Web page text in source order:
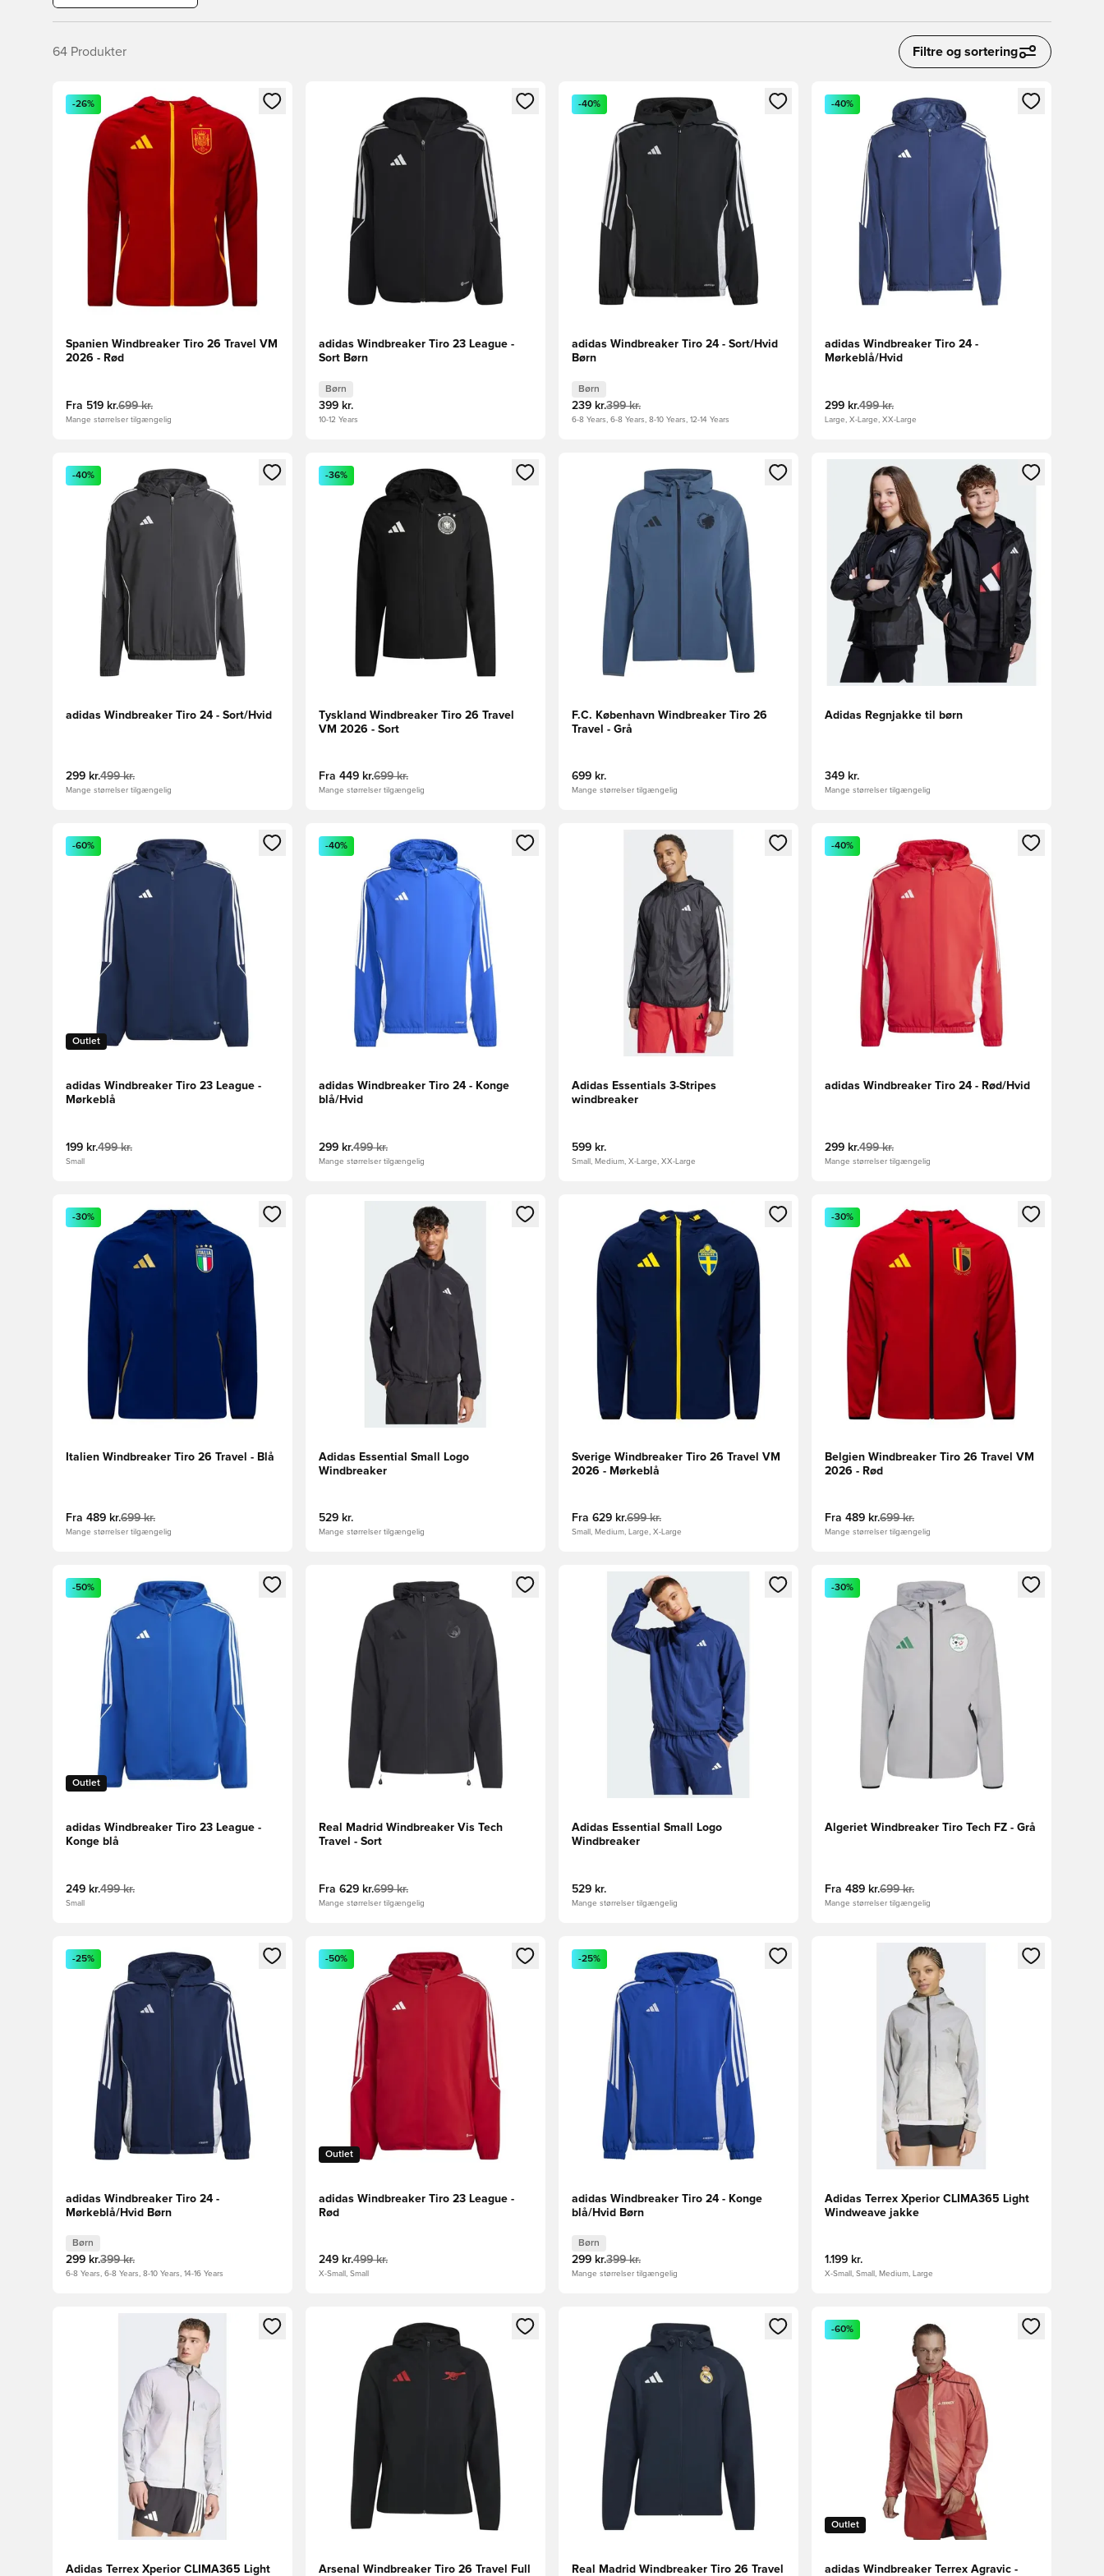
64 Produkter Filtre og sortering
Åbner en Modal til at logge ind eller tilmelde dig som medlem
-26%
Spanien Windbreaker Tiro 26 Travel VM
2026 - Rød
Fra 519 kr.699 kr.
Mange størrelser tilgængelig
Åbner en Modal til at logge ind eller tilmelde dig som medlem
adidas Windbreaker Tiro 23 League -
Sort Børn
Børn
399 kr.
10-12 Years
Åbner en Modal til at logge ind eller tilmelde dig som medlem
-40%
adidas Windbreaker Tiro 24 - Sort/Hvid
Børn
Børn
239 kr.399 kr.
6-8 Years, 6-8 Years, 8-10 Years, 12-14 Years
Åbner en Modal til at logge ind eller tilmelde dig
-40%
adidas Windbreaker Tiro 24 -
Mørkeblå/Hvid
299 kr.499 kr.
Large, X-Large, XX-Large
Åbner en Modal til at logge ind eller tilmelde dig som medlem
-40%
adidas Windbreaker Tiro 24 - Sort/Hvid
299 kr.499 kr.
Mange størrelser tilgængelig
Åbner en Modal til at logge ind eller tilmelde dig som medlem
-36%
Tyskland Windbreaker Tiro 26 Travel
VM 2026 - Sort
Fra 449 kr.699 kr.
Mange størrelser tilgængelig
Åbner en Modal til at logge ind eller tilmelde dig som medlem
F.C. København Windbreaker Tiro 26
Travel - Grå
699 kr.
Mange størrelser tilgængelig
Åbner en Modal til at logge ind eller tilmelde dig
Adidas Regnjakke til børn
349 kr.
Mange størrelser tilgængelig
Åbner en Modal til at logge ind eller tilmelde dig som medlem
Outlet
-60%
adidas Windbreaker Tiro 23 League -
Mørkeblå
199 kr.499 kr.
Small
Åbner en Modal til at logge ind eller tilmelde dig som medlem
-40%
adidas Windbreaker Tiro 24 - Konge
blå/Hvid
299 kr.499 kr.
Mange størrelser tilgængelig
Åbner en Modal til at logge ind eller tilmelde dig som medlem
Adidas Essentials 3-Stripes
windbreaker
599 kr.
Small, Medium, X-Large, XX-Large
Åbner en Modal til at logge ind eller tilmelde dig
-40%
adidas Windbreaker Tiro 24 - Rød/Hvid
299 kr.499 kr.
Mange størrelser tilgængelig
Åbner en Modal til at logge ind eller tilmelde dig som medlem
-30%
Italien Windbreaker Tiro 26 Travel - Blå
Fra 489 kr.699 kr.
Mange størrelser tilgængelig
Åbner en Modal til at logge ind eller tilmelde dig som medlem
Adidas Essential Small Logo
Windbreaker
529 kr.
Mange størrelser tilgængelig
Åbner en Modal til at logge ind eller tilmelde dig som medlem
Sverige Windbreaker Tiro 26 Travel VM
2026 - Mørkeblå
Fra 629 kr.699 kr.
Small, Medium, Large, X-Large
Åbner en Modal til at logge ind eller tilmelde dig
-30%
Belgien Windbreaker Tiro 26 Travel VM
2026 - Rød
Fra 489 kr.699 kr.
Mange størrelser tilgængelig
Åbner en Modal til at logge ind eller tilmelde dig som medlem
Outlet
-50%
adidas Windbreaker Tiro 23 League -
Konge blå
249 kr.499 kr.
Small
Åbner en Modal til at logge ind eller tilmelde dig som medlem
Real Madrid Windbreaker Vis Tech
Travel - Sort
Fra 629 kr.699 kr.
Mange størrelser tilgængelig
Åbner en Modal til at logge ind eller tilmelde dig som medlem
Adidas Essential Small Logo
Windbreaker
529 kr.
Mange størrelser tilgængelig
Åbner en Modal til at logge ind eller tilmelde dig
-30%
Algeriet Windbreaker Tiro Tech FZ - Grå
Fra 489 kr.699 kr.
Mange størrelser tilgængelig
Åbner en Modal til at logge ind eller tilmelde dig som medlem
-25%
adidas Windbreaker Tiro 24 -
Mørkeblå/Hvid Børn
Børn
299 kr.399 kr.
6-8 Years, 6-8 Years, 8-10 Years, 14-16 Years
Åbner en Modal til at logge ind eller tilmelde dig som medlem
Outlet
-50%
adidas Windbreaker Tiro 23 League -
Rød
249 kr.499 kr.
X-Small, Small
Åbner en Modal til at logge ind eller tilmelde dig som medlem
-25%
adidas Windbreaker Tiro 24 - Konge
blå/Hvid Børn
Børn
299 kr.399 kr.
Mange størrelser tilgængelig
Åbner en Modal til at logge ind eller tilmelde dig
Adidas Terrex Xperior CLIMA365 Light
Windweave jakke
1.199 kr.
X-Small, Small, Medium, Large
Åbner en Modal til at logge ind eller tilmelde dig som medlem
Adidas Terrex Xperior CLIMA365 Light
Åbner en Modal til at logge ind eller tilmelde dig som medlem
Arsenal Windbreaker Tiro 26 Travel Full
Åbner en Modal til at logge ind eller tilmelde dig som medlem
Real Madrid Windbreaker Tiro 26 Travel
Åbner en Modal til at logge ind eller tilmelde dig
Outlet
-60%
adidas Windbreaker Terrex Agravic -